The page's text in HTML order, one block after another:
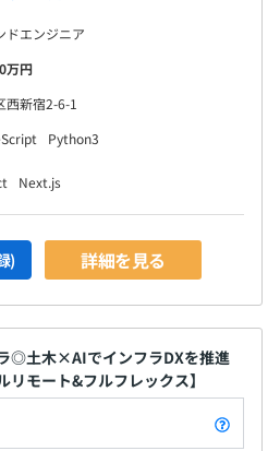
ドエンジニア
万円
西新宿2-6-1
Python3
Next.js
) 詳細を見る
◎土木×AIでインフラDXを推進
モート&フルフレックス】